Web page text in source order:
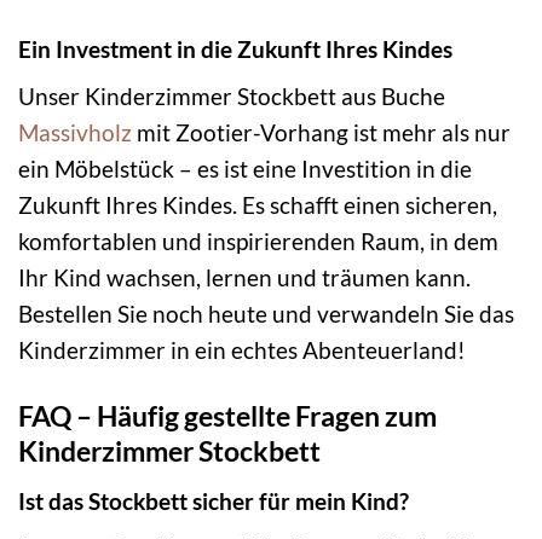
Ein Investment in die Zukunft Ihres Kindes
Unser Kinderzimmer Stockbett aus Buche
Massivholz mit Zootier-Vorhang ist mehr als nur
ein Möbelstück – es ist eine Investition in die
Zukunft Ihres Kindes. Es schafft einen sicheren,
komfortablen und inspirierenden Raum, in dem
Ihr Kind wachsen, lernen und träumen kann.
Bestellen Sie noch heute und verwandeln Sie das
Kinderzimmer in ein echtes Abenteuerland!
FAQ – Häufig gestellte Fragen zum
Kinderzimmer Stockbett
Ist das Stockbett sicher für mein Kind?